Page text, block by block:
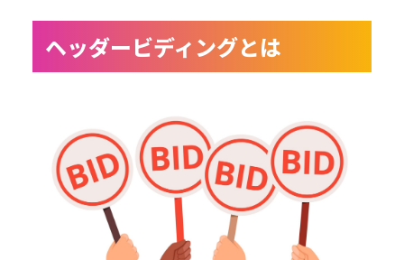
ヘッダービディングとは